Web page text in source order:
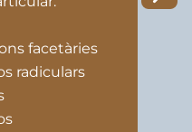
facetàries
radiculars